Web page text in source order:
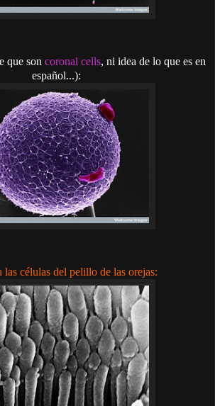
que son coronal cells, ni idea de lo que es en
español...):
las células del pelillo de las orejas: